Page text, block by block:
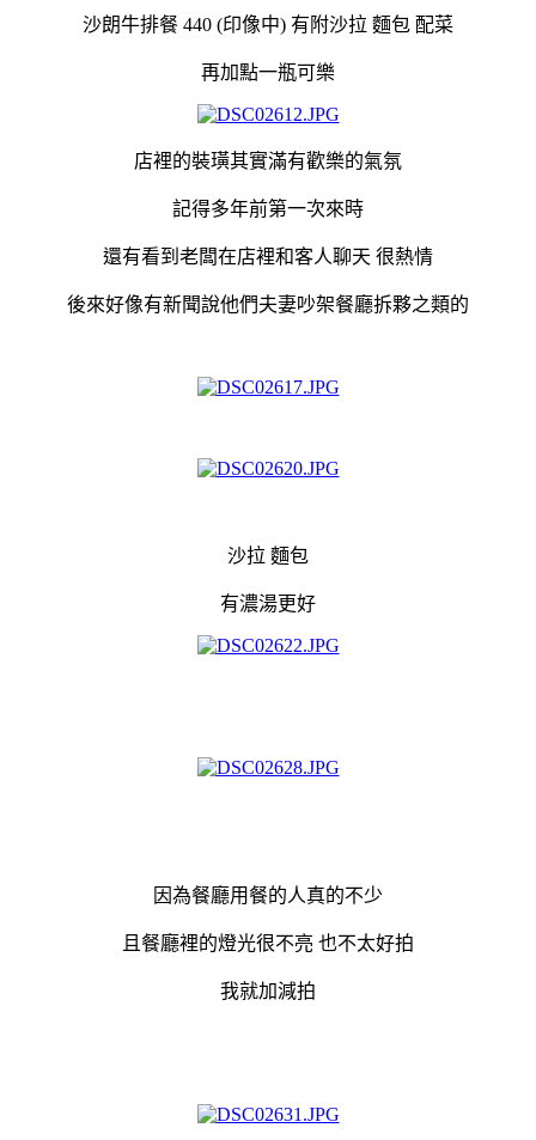
沙朗牛排餐 440 (印像中) 有附沙拉 麵包 配菜
再加點一瓶可樂
店裡的裝璜其實滿有歡樂的氣氛
記得多年前第一次來時
還有看到老闆在店裡和客人聊天 很熱情
後來好像有新聞說他們夫妻吵架餐廳拆夥之類的
沙拉 麵包
有濃湯更好
因為餐廳用餐的人真的不少
且餐廳裡的燈光很不亮 也不太好拍
我就加減拍